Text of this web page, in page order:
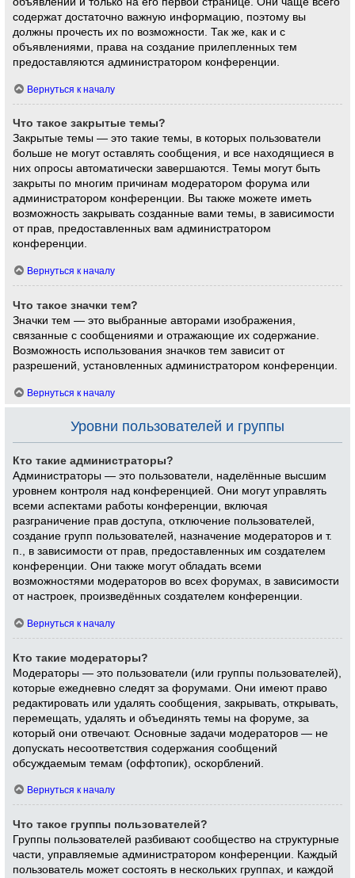
содержат достаточно важную информацию, поэтому вы
должны прочесть их по возможности. Так же, как и с
объявлениями, права на создание прилепленных тем
предоставляются администратором конференции.
Вернуться к началу
Что такое закрытые темы?
Закрытые темы — это такие темы, в которых пользователи
больше не могут оставлять сообщения, и все находящиеся в
них опросы автоматически завершаются. Темы могут быть
закрыты по многим причинам модератором форума или
администратором конференции. Вы также можете иметь
возможность закрывать созданные вами темы, в зависимости
от прав, предоставленных вам администратором
конференции.
Вернуться к началу
Что такое значки тем?
Значки тем — это выбранные авторами изображения,
связанные с сообщениями и отражающие их содержание.
Возможность использования значков тем зависит от
разрешений, установленных администратором конференции.
Вернуться к началу
Уровни пользователей и группы
Кто такие администраторы?
Администраторы — это пользователи, наделённые высшим
уровнем контроля над конференцией. Они могут управлять
всеми аспектами работы конференции, включая
разграничение прав доступа, отключение пользователей,
создание групп пользователей, назначение модераторов и т.
п., в зависимости от прав, предоставленных им создателем
конференции. Они также могут обладать всеми
возможностями модераторов во всех форумах, в зависимости
от настроек, произведённых создателем конференции.
Вернуться к началу
Кто такие модераторы?
Модераторы — это пользователи (или группы пользователей),
которые ежедневно следят за форумами. Они имеют право
редактировать или удалять сообщения, закрывать, открывать,
перемещать, удалять и объединять темы на форуме, за
который они отвечают. Основные задачи модераторов — не
допускать несоответствия содержания сообщений
обсуждаемым темам (оффтопик), оскорблений.
Вернуться к началу
Что такое группы пользователей?
Группы пользователей разбивают сообщество на структурные
части, управляемые администратором конференции. Каждый
пользователь может состоять в нескольких группах, и каждой